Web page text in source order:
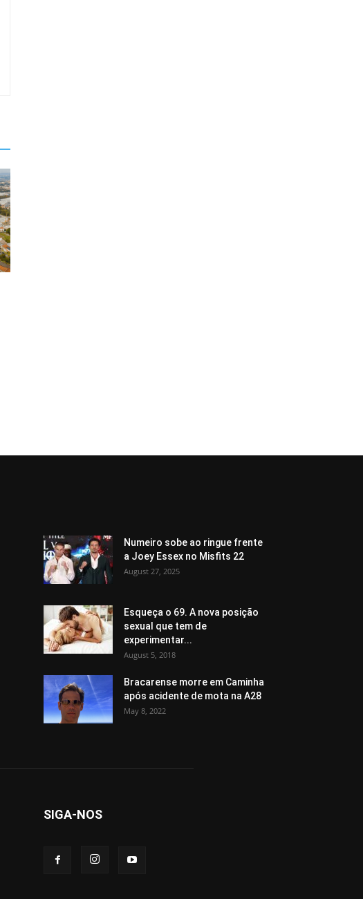
Numeiro sobe ao ringue frente
a Joey Essex no Misfits 22
August 27, 2025
Esqueça o 69. A nova posição
sexual que tem de
experimentar...
August 5, 2018
Bracarense morre em Caminha
após acidente de mota na A28
May 8, 2022
SIGA-NOS